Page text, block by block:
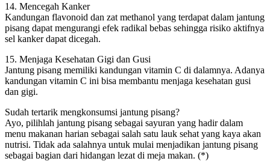
14. Mencegah Kanker
Kandungan flavonoid dan zat methanol yang terdapat dalam jantung
pisang dapat mengurangi efek radikal bebas sehingga risiko aktifnya
sel kanker dapat dicegah.
15. Menjaga Kesehatan Gigi dan Gusi
Jantung pisang memiliki kandungan vitamin C di dalamnya. Adanya
kandungan vitamin C ini bisa membantu menjaga kesehatan gusi
dan gigi.
Sudah tertarik mengkonsumsi jantung pisang?
Ayo, pilihlah jantung pisang sebagai sayuran yang hadir dalam
menu makanan harian sebagai salah satu lauk sehat yang kaya akan
nutrisi. Tidak ada salahnya untuk mulai menjadikan jantung pisang
sebagai bagian dari hidangan lezat di meja makan. (*)